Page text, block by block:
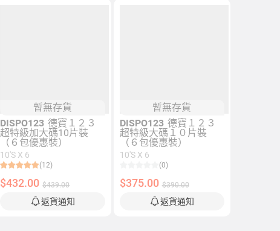
暫無存貨
DISPO123 德寶１２３
超特級加大碼10片裝
（６包優惠裝）
10'S X 6
(12)
$432.00 $439.00
返貨通知
暫無存貨
DISPO123 德寶１２３
超特級大碼１０片裝
（６包優惠裝）
10'S X 6
(0)
$375.00 $390.00
返貨通知